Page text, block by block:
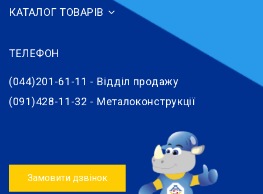
КАТАЛОГ ТОВАРІВ
ТЕЛЕФОН
(044)201-61-11 - Відділ продажу
(091)428-11-32 - Металоконструкції
Замовити дзвінок